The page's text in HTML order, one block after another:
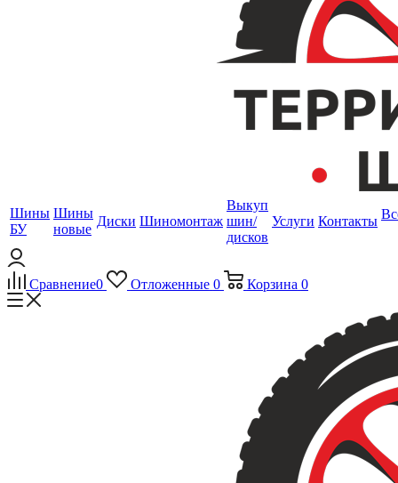
Шины
БУ
Шины
новые
Диски Шиномонтаж
Выкуп
шин/
дисков
Услуги Контакты
Сравнение0 Отложенные 0 Корзина 0